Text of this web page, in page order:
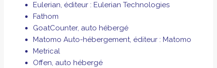
Eulerian, éditeur : Eulerian Technologies
Fathom
GoatCounter, auto hébergé
Matomo Auto-hébergement, éditeur : Matomo
Metrical
Offen, auto hébergé